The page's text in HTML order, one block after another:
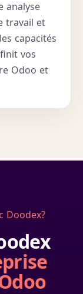
analyse
travail et
capacités
vos
Odoo et
Doodex?